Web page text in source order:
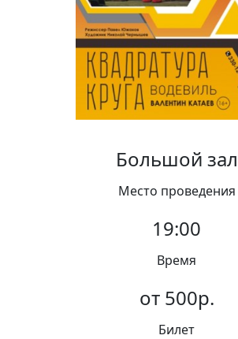
Контакты
Вакансии
Большой зал
Место проведения
19:00
Время
от 500р.
Билет